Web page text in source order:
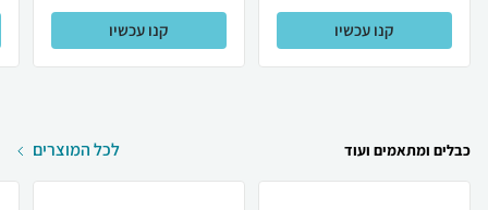
קנו עכשיו קנו עכשיו
כבלים ומתאמים ועוד לכל המוצרים